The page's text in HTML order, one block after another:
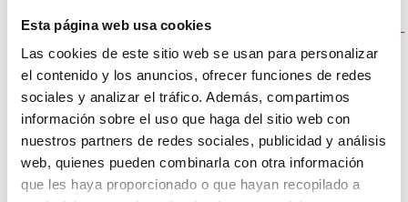
Esta página web usa cookies
Las cookies de este sitio web se usan para personalizar
el contenido y los anuncios, ofrecer funciones de redes
sociales y analizar el tráfico. Además, compartimos
información sobre el uso que haga del sitio web con
nuestros partners de redes sociales, publicidad y análisis
web, quienes pueden combinarla con otra información
que les haya proporcionado o que hayan recopilado a
<http://www.aofas.org/footcaremd/espanol/Pages/Callos-
y-Callosidades.aspx>
Bonet, R. & Garrote, A.
El Servier, 2017. <http://www.elsevier.es/es-revista-
farmacia-profesional-3-articulo-cuidado-los-pies-
X0213932417614178?referer=buscador>
Redacción.
Clinic, 2017.https://www.mayoclinic.org/es-